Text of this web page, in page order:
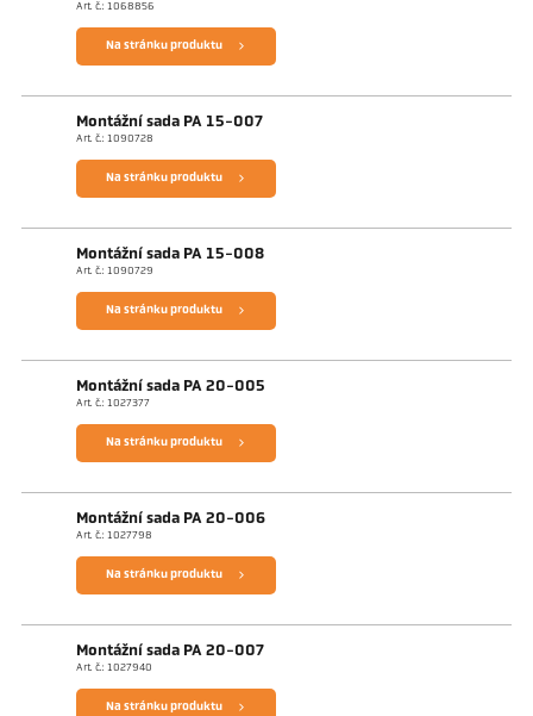
Art. č.: 1068856
Na stránku produktu
Montážní sada PA 15-007
Art. č.: 1090728
Na stránku produktu
Montážní sada PA 15-008
Art. č.: 1090729
Na stránku produktu
Montážní sada PA 20-005
Art. č.: 1027377
Na stránku produktu
Montážní sada PA 20-006
Art. č.: 1027798
Na stránku produktu
Montážní sada PA 20-007
Art. č.: 1027940
Na stránku produktu